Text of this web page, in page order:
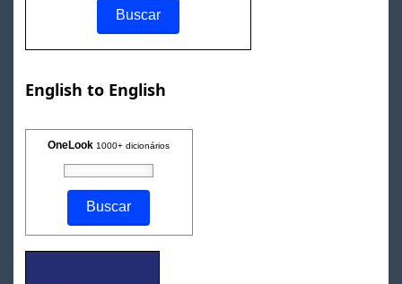
English to English
OneLook 1000+ dicionários